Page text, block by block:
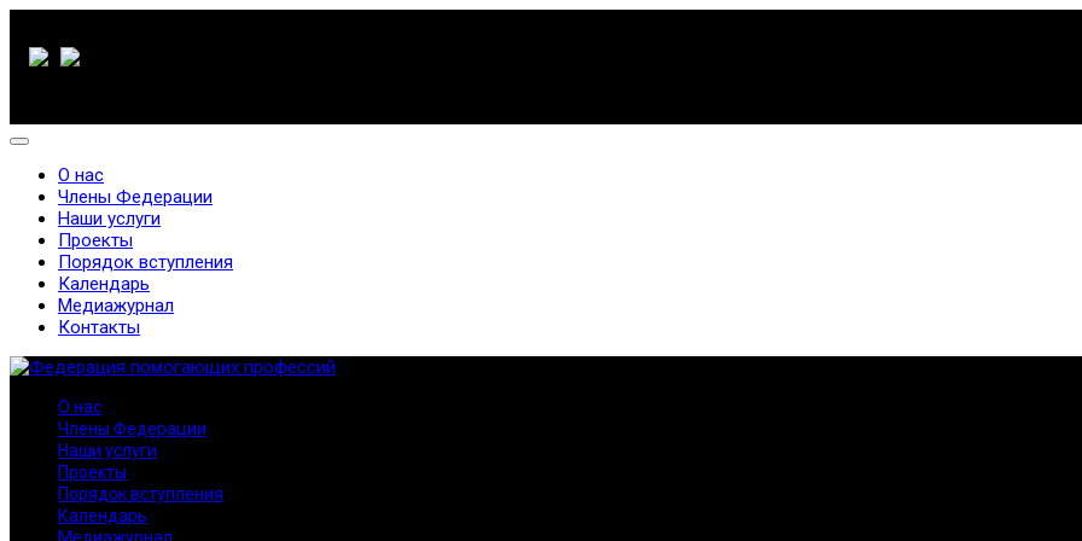
О нас
Члены Федерации
Наши услуги
Проекты
Порядок вступления
Календарь
Медиажурнал
Контакты
О нас
Члены Федерации
Наши услуги
Проекты
Порядок вступления
Календарь